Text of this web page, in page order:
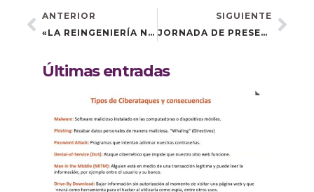
ANTERIOR
«LA REINGENIERÍA NOS AYUDA A PRODUCIR MÁS CON LOS MISMOS O MENOS RECURSOS»
SIGUIENTE
JORNADA DE PRESENTACIÓN DE FUTURAS ACTUACIONES EN EL MARCO DE ACELERA PYME
Últimas entradas